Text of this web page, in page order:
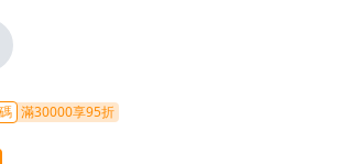
滿30000享95折